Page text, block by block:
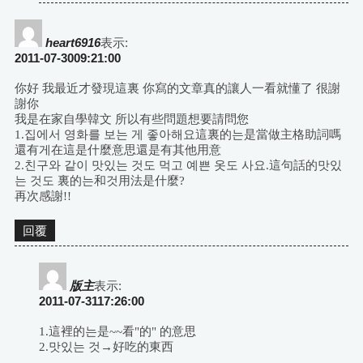
heart6916表示:
2011-07-3009:21:00
你好 我最近才發現這裏 你寫的文章真的讓人一看就懂了 很謝
謝你
我是在家自學韓文 所以有些問題想要請問您
1.집에서 영화를 보는 게 좋아해요這裏的는是當做主格助詞嗎
還有게在這是什麼意思還是有其他用意
2.친구와 같이 맛있는 것도 먹고 예쁜 옷도 사요.這句話的맛있
는 것도 裏的는和것用法是什麼?
再次感謝!!
回覆
版主表示:
2011-07-3117:26:00
1.這裡的는是~~看"的" 的意思
2.맛있는 것→好吃的東西